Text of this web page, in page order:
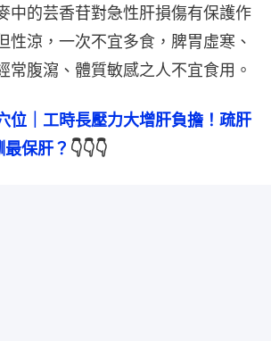
中的芸香苷對急性肝損傷有保護作
性涼，一次不宜多食，脾胃虛寒、
常腹瀉、體質敏感之人不宜食用。
位｜工時長壓力大增肝負擔！疏肝
保肝？ 👇👇👇